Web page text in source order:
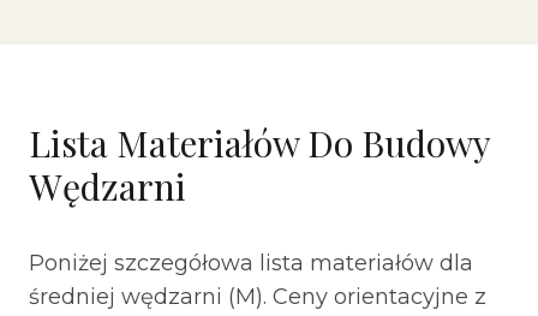
Lista Materiałów Do Budowy
Wędzarni
Poniżej szczegółowa lista materiałów dla
średniej wędzarni (M). Ceny orientacyjne z